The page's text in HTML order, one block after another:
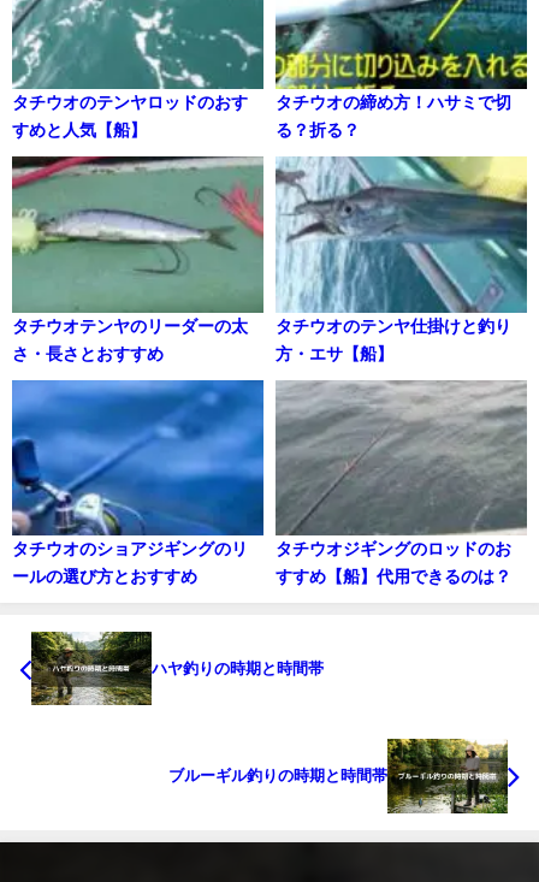
タチウオのテンヤロッドのおす
すめと人気【船】
タチウオの締め方！ハサミで切
る？折る？
タチウオテンヤのリーダーの太
さ・長さとおすすめ
タチウオのテンヤ仕掛けと釣り
方・エサ【船】
タチウオのショアジギングのリ
ールの選び方とおすすめ
タチウオジギングのロッドのお
すすめ【船】代用できるのは？
ハヤ釣りの時期と時間帯
ブルーギル釣りの時期と時間帯